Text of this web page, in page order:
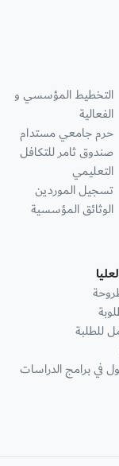
التخطيط المؤسسي و
الفعالية
حرم جامعي مستدام
صندوق ثامر للتكافل
التعليمي
تسجيل الموردين
الوثائق المؤسسية
للطلبة
في برامج الدراسات